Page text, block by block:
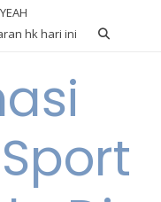
hk hari ini